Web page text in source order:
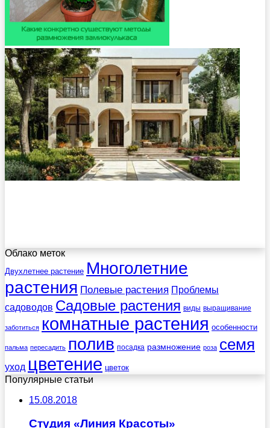
Облако меток
Двухлетнее растение Многолетние
растения Полевые растения Проблемы
садоводов Садовые растения виды выращивание
заботиться комнатные растения особенности
пальма пересадить полив посадка размножение роза семя
уход цветение цветок
Популярные статьи
15.08.2018
Студия «Линия Красоты»